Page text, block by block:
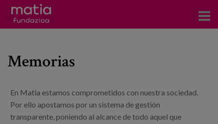
Servicios
Contacto
Memorias
En Matia estamos comprometidos con nuestra sociedad.
Por ello apostamos por un sistema de gestión
transparente, poniendo al alcance de todo aquel que